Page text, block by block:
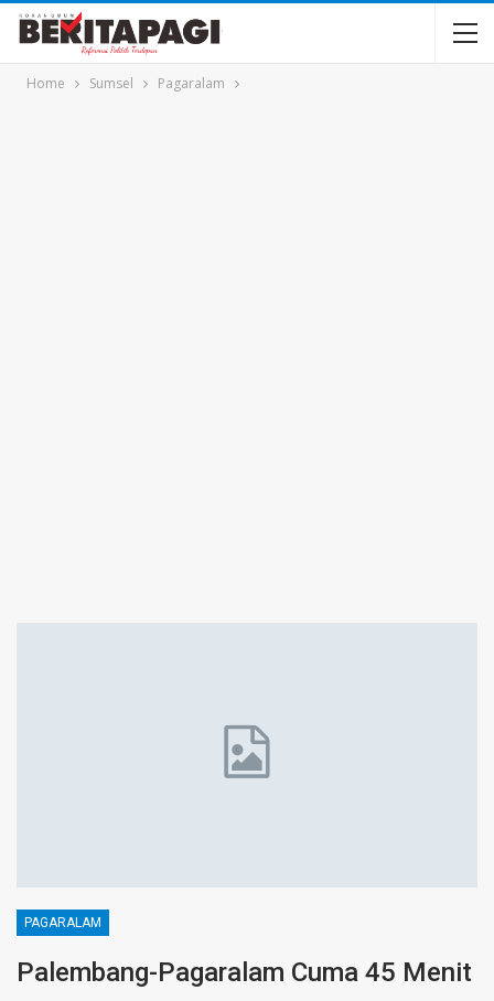
Home Sumsel Pagaralam
PAGARALAM
Palembang-Pagaralam Cuma 45 Menit